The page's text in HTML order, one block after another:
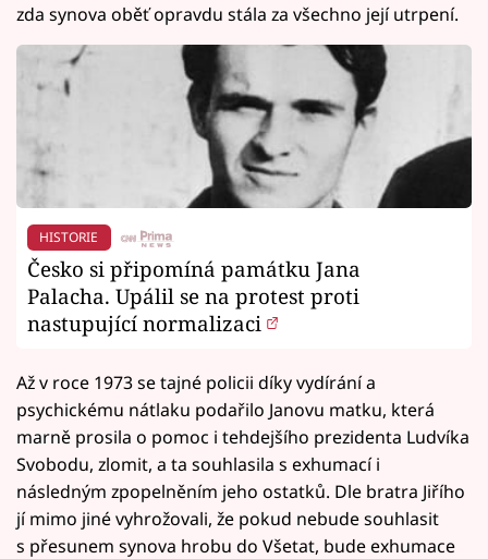
zda synova oběť opravdu stála za všechno její utrpení.
HISTORIE
Česko si připomíná památku Jana
Palacha. Upálil se na protest proti
nastupující normalizaci
Až v roce 1973 se tajné policii díky vydírání a
psychickému nátlaku podařilo Janovu matku, která
marně prosila o pomoc i tehdejšího prezidenta Ludvíka
Svobodu, zlomit, a ta souhlasila s exhumací i
následným zpopelněním jeho ostatků. Dle bratra Jiřího
jí mimo jiné vyhrožovali, že pokud nebude souhlasit
s přesunem synova hrobu do Všetat, bude exhumace